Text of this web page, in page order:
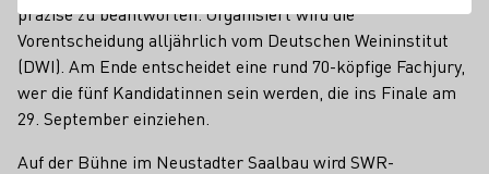
präzise zu beantworten. Organisiert wird die
Vorentscheidung alljährlich vom Deutschen Weininstitut
(DWI). Am Ende entscheidet eine rund 70-köpfige Fachjury,
wer die fünf Kandidatinnen sein werden, die ins Finale am
29. September einziehen.
Auf der Bühne im Neustadter Saalbau wird SWR-